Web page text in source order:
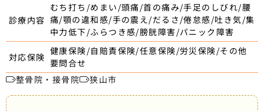
診療内容
むち打ち/めまい/頭痛/首の痛み/手足のしびれ/腰
痛/顎の違和感/手の震え/だるさ/倦怠感/吐き気/集
中力低下/ふらつき感/膀胱障害/パニック障害
対応保険
健康保険/自賠責保険/任意保険/労災保険/その他
要問合せ
整骨院・接骨院
狭山市